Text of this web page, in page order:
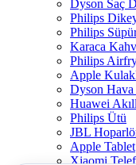
Dyson Saç
Philips
Philips
Karaca
Philips
Apple
Dyson
Huawei
Philips Ütü
JBL
Apple Tablet
Xiaomi